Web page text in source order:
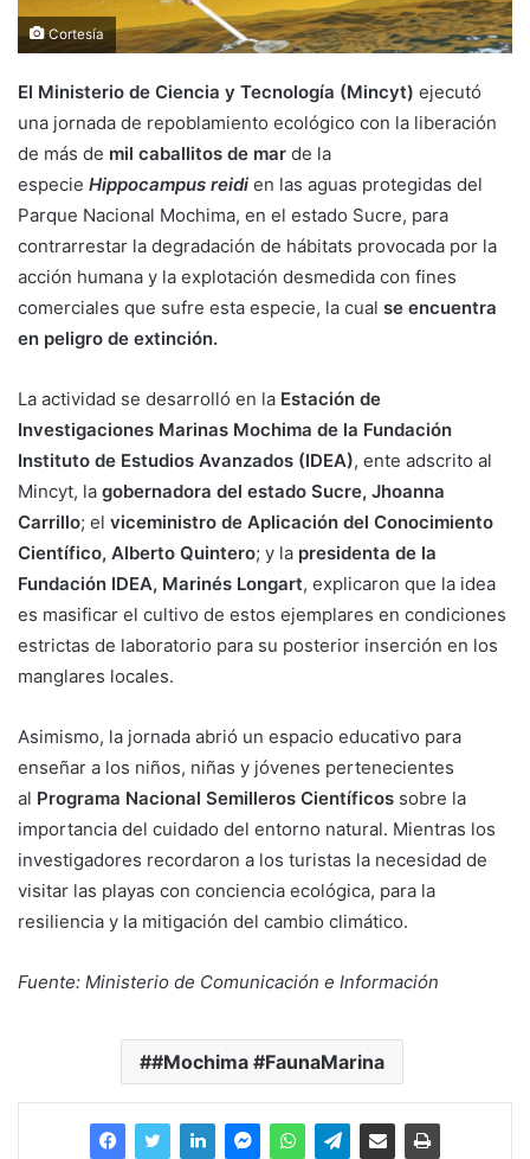
Cortesía
El Ministerio de Ciencia y Tecnología (Mincyt) ejecutó
una jornada de repoblamiento ecológico con la liberación
de más de mil caballitos de mar de la
especie Hippocampus reidi en las aguas protegidas del
Parque Nacional Mochima, en el estado Sucre, para
contrarrestar la degradación de hábitats provocada por la
acción humana y la explotación desmedida con fines
comerciales que sufre esta especie, la cual se encuentra
en peligro de extinción.
La actividad se desarrolló en la Estación de
Investigaciones Marinas Mochima de la Fundación
Instituto de Estudios Avanzados (IDEA), ente adscrito al
Mincyt, la gobernadora del estado Sucre, Jhoanna
Carrillo; el viceministro de Aplicación del Conocimiento
Científico, Alberto Quintero; y la presidenta de la
Fundación IDEA, Marinés Longart, explicaron que la idea
es masificar el cultivo de estos ejemplares en condiciones
estrictas de laboratorio para su posterior inserción en los
manglares locales.
Asimismo, la jornada abrió un espacio educativo para
enseñar a los niños, niñas y jóvenes pertenecientes
al Programa Nacional Semilleros Científicos sobre la
importancia del cuidado del entorno natural. Mientras los
investigadores recordaron a los turistas la necesidad de
visitar las playas con conciencia ecológica, para la
resiliencia y la mitigación del cambio climático.
Fuente: Ministerio de Comunicación e Información
#Mochima #FaunaMarina